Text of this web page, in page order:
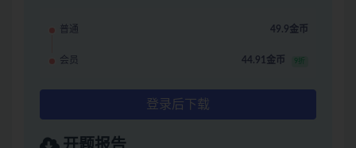
普通 49.9金币
会员 44.91金币 9折
登录后下载